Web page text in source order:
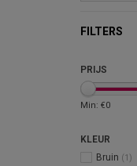
FILTERS
PRIJS
Min: €0
KLEUR
Bruin (1)